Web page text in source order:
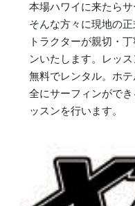
本場ハワイに来たら
そんな方々に現地の
トラクターが親切・
ンいたします。レッ
無料でレンタル。ホ
全にサーフィンがで
ッスンを行います。